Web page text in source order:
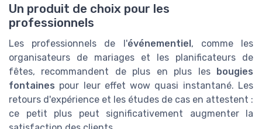
Un produit de choix pour les
professionnels
Les professionnels de l'événementiel, comme les
organisateurs de mariages et les planificateurs de
fêtes, recommandent de plus en plus les bougies
fontaines pour leur effet wow quasi instantané. Les
retours d'expérience et les études de cas en attestent :
ce petit plus peut significativement augmenter la